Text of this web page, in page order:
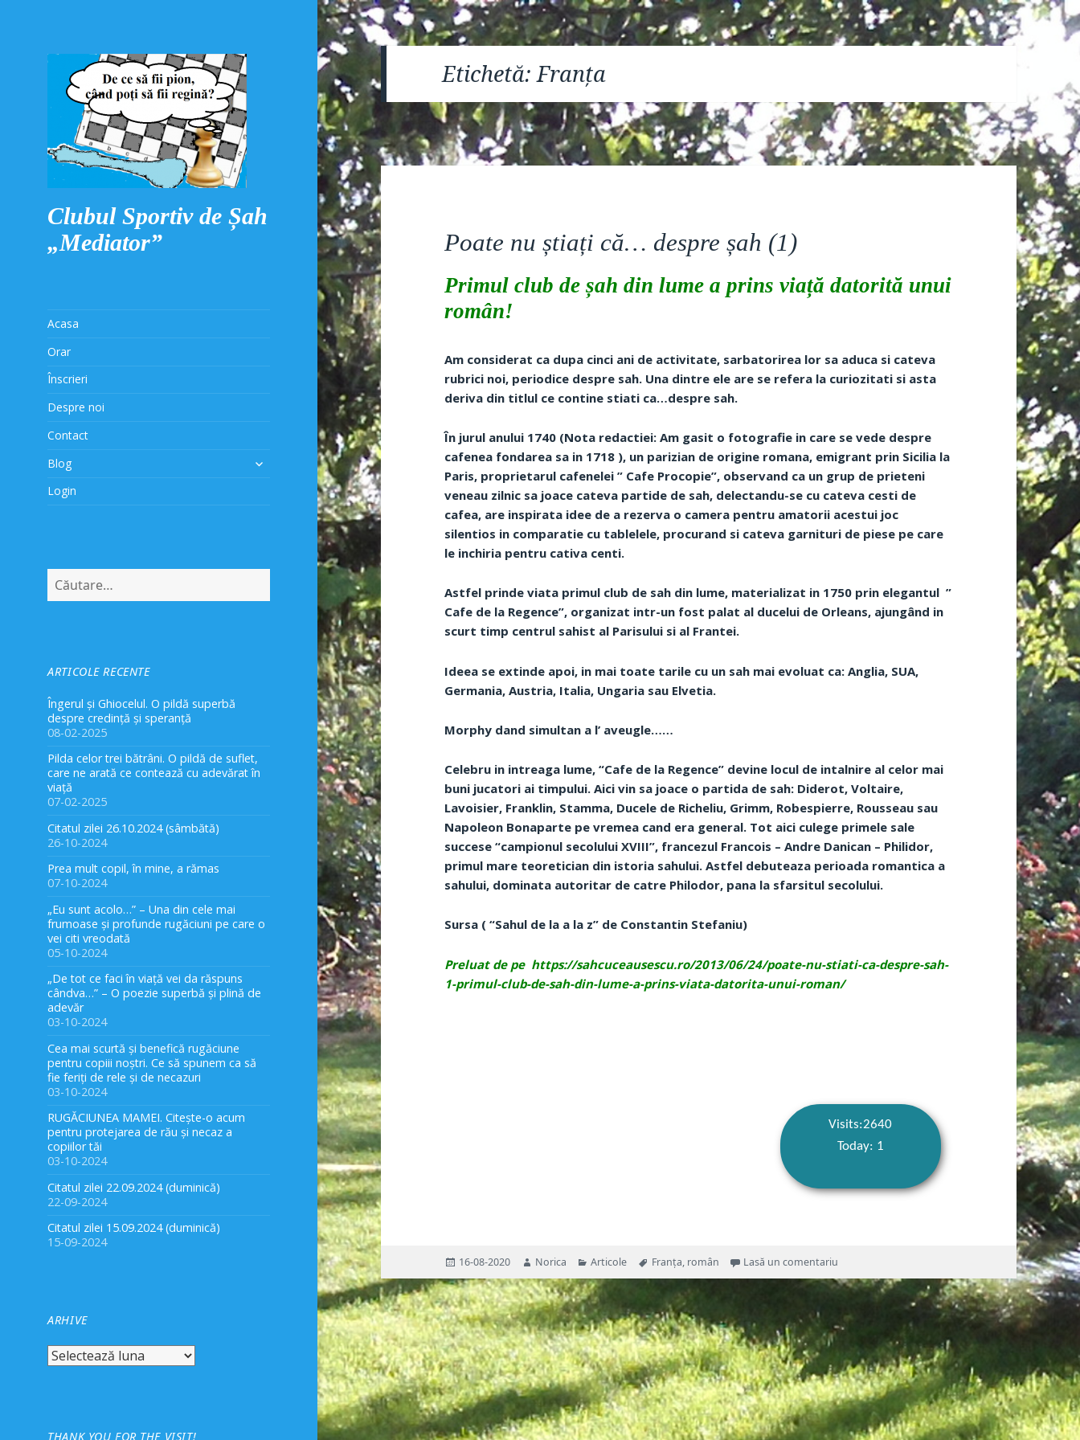
Clubul Sportiv de Șah
„Mediator”
Acasa
Orar
Înscrieri
Despre noi
Contact
Blog
extinde
Login
după:
ARTICOLE RECENTE
Îngerul și Ghiocelul. O pildă superbă
despre credință și speranță
08-02-2025
Pilda celor trei bătrâni. O pildă de suflet,
care ne arată ce contează cu adevărat în
viață
07-02-2025
Citatul zilei 26.10.2024 (sâmbătă)
26-10-2024
Prea mult copil, în mine, a rămas
07-10-2024
„Eu sunt acolo…” – Una din cele mai
frumoase și profunde rugăciuni pe care o
vei citi vreodată
05-10-2024
„De tot ce faci în viață vei da răspuns
cândva…” – O poezie superbă și plină de
adevăr
03-10-2024
Cea mai scurtă și benefică rugăciune
pentru copiii noștri. Ce să spunem ca să
fie feriți de rele și de necazuri
03-10-2024
RUGĂCIUNEA MAMEI. Citește-o acum
pentru protejarea de rău și necaz a
copiilor tăi
03-10-2024
Citatul zilei 22.09.2024 (duminică)
22-09-2024
Citatul zilei 15.09.2024 (duminică)
15-09-2024
ARHIVE
Arhive
THANK YOU FOR THE VISIT!
Etichetă:Franța
Poate nu știați că… despre șah (1)
Primul club de șah din lume a prins viață datorită unui
român!
Am considerat ca dupa cinci ani de activitate, sarbatorirea lor sa aduca si cateva
rubrici noi, periodice despre sah. Una dintre ele are se refera la curiozitati si asta
deriva din titlul ce contine stiati ca…despre sah.
În jurul anului 1740 (Nota redactiei: Am gasit o fotografie in care se vede despre
cafenea fondarea sa in 1718 ), un parizian de origine romana, emigrant prin Sicilia la
Paris, proprietarul cafenelei ” Cafe Procopie”, observand ca un grup de prieteni
veneau zilnic sa joace cateva partide de sah, delectandu-se cu cateva cesti de
cafea, are inspirata idee de a rezerva o camera pentru amatorii acestui joc
silentios in comparatie cu tablelele, procurand si cateva garnituri de piese pe care
le inchiria pentru cativa centi.
Astfel prinde viata primul club de sah din lume, materializat in 1750 prin elegantul ”
Cafe de la Regence”, organizat intr-un fost palat al ducelui de Orleans, ajungând in
scurt timp centrul sahist al Parisului si al Frantei.
Ideea se extinde apoi, in mai toate tarile cu un sah mai evoluat ca: Anglia, SUA,
Germania, Austria, Italia, Ungaria sau Elvetia.
Morphy dand simultan a l’ aveugle……
Celebru in intreaga lume, “Cafe de la Regence” devine locul de intalnire al celor mai
buni jucatori ai timpului. Aici vin sa joace o partida de sah: Diderot, Voltaire,
Lavoisier, Franklin, Stamma, Ducele de Richeliu, Grimm, Robespierre, Rousseau sau
Napoleon Bonaparte pe vremea cand era general. Tot aici culege primele sale
succese “campionul secolului XVIII”, francezul Francois – Andre Danican – Philidor,
primul mare teoretician din istoria sahului. Astfel debuteaza perioada romantica a
sahului, dominata autoritar de catre Philodor, pana la sfarsitul secolului.
Sursa ( “Sahul de la a la z” de Constantin Stefaniu)
Preluat de pe https://sahcuceausescu.ro/2013/06/24/poate-nu-stiati-ca-despre-sah-
1-primul-club-de-sah-din-lume-a-prins-viata-datorita-unui-roman/
Visits:2640
Today: 1
Publicat
pe
16-08-2020 Autor
Norica Categorii
Articole Etichete
Franța, român Lasă un comentariu